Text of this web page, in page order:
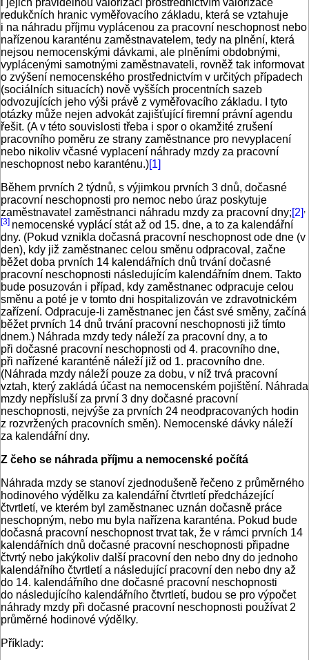
i jejich pravidelnou valorizaci prostřednictvím valorizace
redukčních hranic vyměřovacího základu, která se vztahuje
i na náhradu příjmu vyplácenou za pracovní neschopnost nebo
nařízenou karanténu zaměstnavatelem, tedy na plnění, která
nejsou nemocenskými dávkami, ale plněními obdobnými,
vyplácenými samotnými zaměstnavateli, rovněž tak informovat
o zvýšení nemocenského prostřednictvím v určitých případech
(sociálních situacích) nově vyšších procentních sazeb
odvozujících jeho výši právě z vyměřovacího základu. I tyto
otázky může nejen advokát zajišťující firemní právní agendu
řešit. (A v této souvislosti třeba i spor o okamžité zrušení
pracovního poměru ze strany zaměstnance pro nevyplacení
nebo nikoliv včasné vyplacení náhrady mzdy za pracovní
neschopnost nebo karanténu.)[1]
Během prvních 2 týdnů, s výjimkou prvních 3 dnů, dočasné
pracovní neschopnosti pro nemoc nebo úraz poskytuje
zaměstnavatel zaměstnanci náhradu mzdy za pracovní dny;[2] ,
[3] nemocenské vyplácí stát až od 15. dne, a to za kalendářní
dny. (Pokud vznikla dočasná pracovní neschopnost ode dne (v
den), kdy již zaměstnanec celou směnu odpracoval, začne
běžet doba prvních 14 kalendářních dnů trvání dočasné
pracovní neschopnosti následujícím kalendářním dnem. Takto
bude posuzován i případ, kdy zaměstnanec odpracuje celou
směnu a poté je v tomto dni hospitalizován ve zdravotnickém
zařízení. Odpracuje-li zaměstnanec jen část své směny, začíná
běžet prvních 14 dnů trvání pracovní neschopnosti již tímto
dnem.) Náhrada mzdy tedy náleží za pracovní dny, a to
při dočasné pracovní neschopnosti od 4. pracovního dne,
při nařízené karanténě náleží již od 1. pracovního dne.
(Náhrada mzdy náleží pouze za dobu, v níž trvá pracovní
vztah, který zakládá účast na nemocenském pojištění. Náhrada
mzdy nepřísluší za první 3 dny dočasné pracovní
neschopnosti, nejvýše za prvních 24 neodpracovaných hodin
z rozvržených pracovních směn). Nemocenské dávky náleží
za kalendářní dny.
Z čeho se náhrada příjmu a nemocenské počítá
Náhrada mzdy se stanoví zjednodušeně řečeno z průměrného
hodinového výdělku za kalendářní čtvrtletí předcházející
čtvrtletí, ve kterém byl zaměstnanec uznán dočasně práce
neschopným, nebo mu byla nařízena karanténa. Pokud bude
dočasná pracovní neschopnost trvat tak, že v rámci prvních 14
kalendářních dnů dočasné pracovní neschopnosti připadne
čtvrtý nebo jakýkoliv další pracovní den nebo dny do jednoho
kalendářního čtvrtletí a následující pracovní den nebo dny až
do 14. kalendářního dne dočasné pracovní neschopnosti
do následujícího kalendářního čtvrtletí, budou se pro výpočet
náhrady mzdy při dočasné pracovní neschopnosti používat 2
průměrné hodinové výdělky.
Příklady: